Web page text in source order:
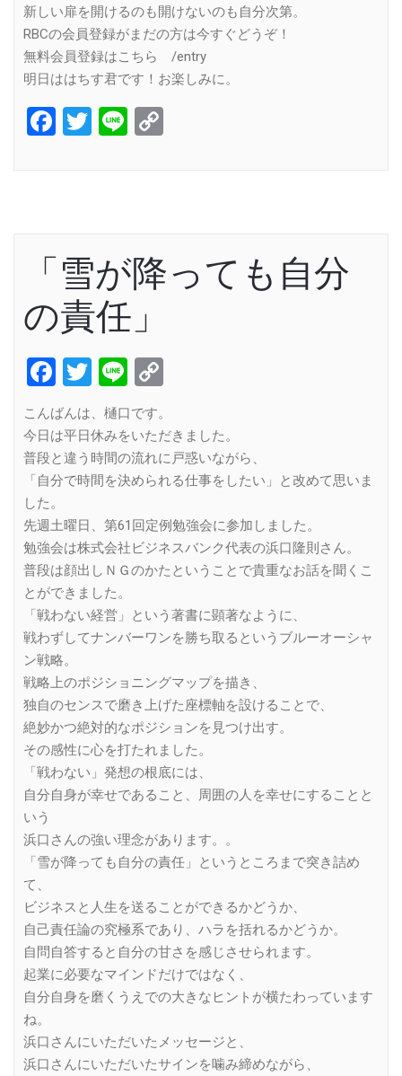
新しい扉を開けるのも開けないのも自分次第。
RBCの会員登録がまだの方は今すぐどうぞ！
無料会員登録はこちら /entry
明日ははちす君です！お楽しみに。
Facebook
Twitter
Line
「雪が降っても自分
の責任」
Facebook
Twitter
Line
こんばんは、樋口です。
今日は平日休みをいただきました。
普段と違う時間の流れに戸惑いながら、
「自分で時間を決められる仕事をしたい」と改めて思いま
した。
先週土曜日、第61回定例勉強会に参加しました。
勉強会は株式会社ビジネスバンク代表の浜口隆則さん。
普段は顔出しＮＧのかたということで貴重なお話を聞くこ
とができました。
「戦わない経営」という著書に顕著なように、
戦わずしてナンバーワンを勝ち取るというブルーオーシャ
ン戦略。
戦略上のポジショニングマップを描き、
独自のセンスで磨き上げた座標軸を設けることで、
絶妙かつ絶対的なポジションを見つけ出す。
その感性に心を打たれました。
「戦わない」発想の根底には、
自分自身が幸せであること、周囲の人を幸せにすることと
いう
浜口さんの強い理念があります。。
「雪が降っても自分の責任」というところまで突き詰め
て、
ビジネスと人生を送ることができるかどうか、
自己責任論の究極系であり、ハラを括れるかどうか。
自問自答すると自分の甘さを感じさせられます。
起業に必要なマインドだけではなく、
自分自身を磨くうえでの大きなヒントが横たわっています
ね。
浜口さんにいただいたメッセージと、
浜口さんにいただいたサインを噛み締めながら、